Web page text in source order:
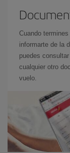
Cuando
informarte de la
puedes
cualquier otro
vuelo.